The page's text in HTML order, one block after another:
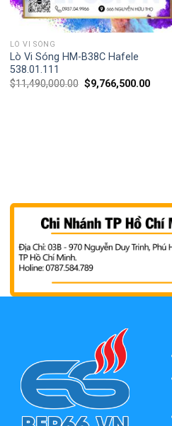
LÒ VI SÓNG
Lò Vi Sóng HM-B38C Hafele
538.01.111
$11,490,000.00 $9,766,500.00